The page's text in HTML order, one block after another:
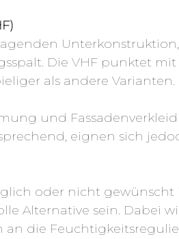
Die VHF punktet
als andere Varianten.
und
eignen sich
oder nicht gewünscht
Alternative sein. Dabei
die